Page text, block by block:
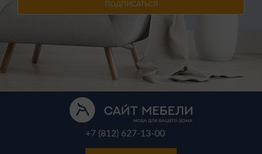
ПОДПИСАТЬСЯ
+7 (812) 627-13-00